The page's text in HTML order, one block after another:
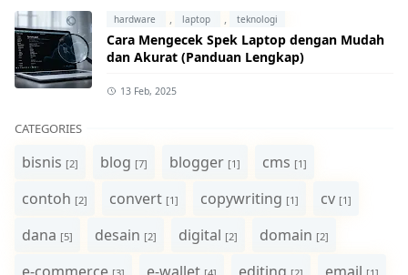
hardware , laptop , teknologi
Cara Mengecek Spek Laptop dengan Mudah
dan Akurat (Panduan Lengkap)
13 Feb, 2025
CATEGORIES
bisnis [2] blog [7] blogger [1] cms [1]
contoh [2] convert [1] copywriting [1] cv [1]
dana [5] desain [2] digital [2] domain [2]